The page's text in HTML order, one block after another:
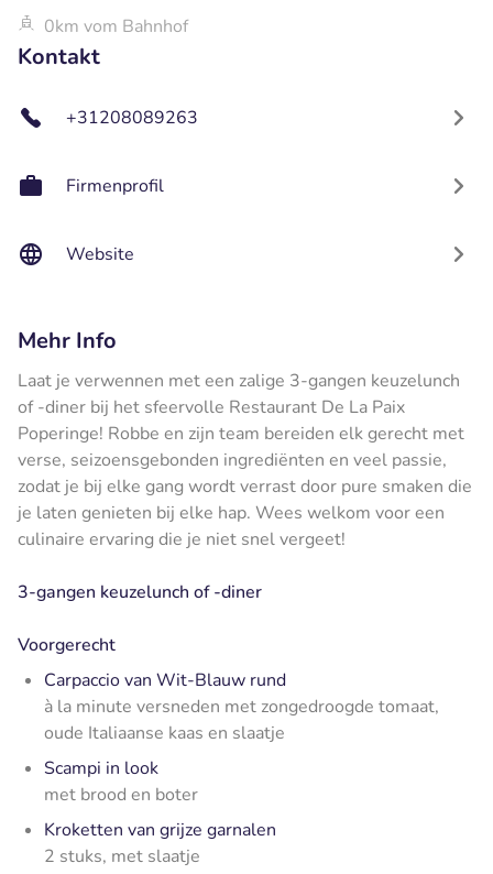
0km vom Bahnhof
Kontakt
+31208089263
Firmenprofil
Website
Mehr Info
Laat je verwennen met een zalige 3-gangen keuzelunch
of -diner bij het sfeervolle Restaurant De La Paix
Poperinge! Robbe en zijn team bereiden elk gerecht met
verse, seizoensgebonden ingrediënten en veel passie,
zodat je bij elke gang wordt verrast door pure smaken die
je laten genieten bij elke hap. Wees welkom voor een
culinaire ervaring die je niet snel vergeet!
3-gangen keuzelunch of -diner
Voorgerecht
Carpaccio van Wit-Blauw rund
à la minute versneden met zongedroogde tomaat,
oude Italiaanse kaas en slaatje
Scampi in look
met brood en boter
Kroketten van grijze garnalen
2 stuks, met slaatje